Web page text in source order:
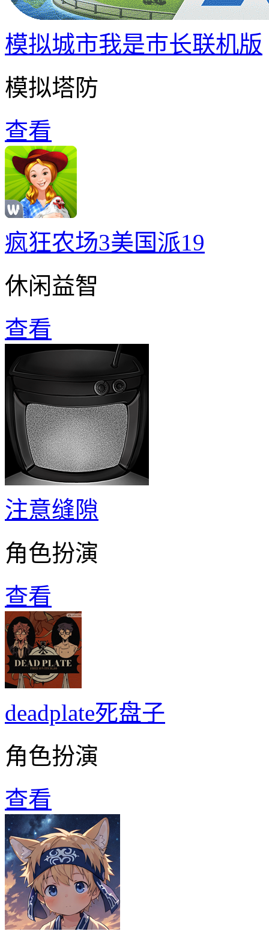
模拟城市我是巿长联机版
模拟塔防
查看
疯狂农场3美国派19
休闲益智
查看
注意缝隙
角色扮演
查看
deadplate死盘子
角色扮演
查看